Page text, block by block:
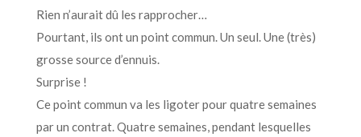
Rien n’aurait dû les rapprocher…
Pourtant, ils ont un point commun. Un seul. Une (très)
grosse source d’ennuis.
Surprise !
Ce point commun va les ligoter pour quatre semaines
par un contrat. Quatre semaines, pendant lesquelles